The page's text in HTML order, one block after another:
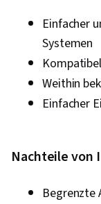
Einfacher
Systemen
Weithin
Einfacher
Nachteile von
Begrenzte